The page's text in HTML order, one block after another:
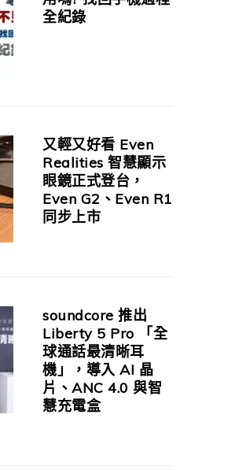
全紀錄
又輕又好看 Even
Realities 智慧顯示
眼鏡正式登台，
Even G2、Even R1
同步上市
soundcore 推出
Liberty 5 Pro 「全
球通話最清晰耳
機」，導入 AI 晶
片、ANC 4.0 與智
慧充電盒